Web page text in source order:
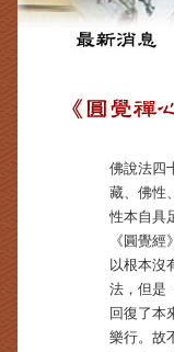
佛說法四
藏、佛性
性本自具
《圓覺
以根本沒
法，但是
回復了本
樂行。故